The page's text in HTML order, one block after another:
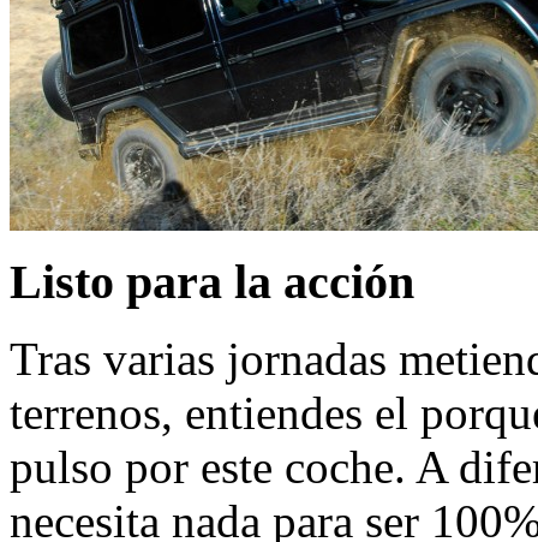
Listo para la acción
Tras varias jornadas
terrenos, entiendes el
pulso por este coche. A
necesita nada para ser